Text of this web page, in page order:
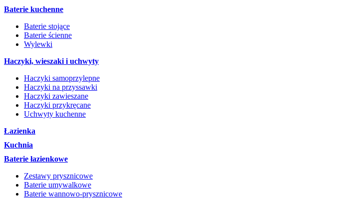
Baterie kuchenne
Baterie stojące
Baterie ścienne
Wylewki
Haczyki, wieszaki i uchwyty
Haczyki samoprzylepne
Haczyki na przyssawki
Haczyki zawieszane
Haczyki przykręcane
Uchwyty kuchenne
Łazienka
Kuchnia
Baterie łazienkowe
Zestawy prysznicowe
Baterie umywalkowe
Baterie wannowo-prysznicowe